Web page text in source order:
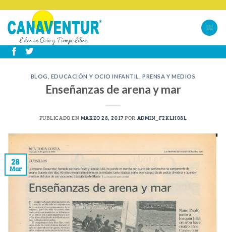
content
BLOG EDUCACIÓN Y OCIO INFANTIL ,PRENSA Y MEDIOS
Enseñanzas de arena y mar
PUBLICADO EN MARZO 28, 2017 POR ADMIN_F2KLH08L
28
Mar